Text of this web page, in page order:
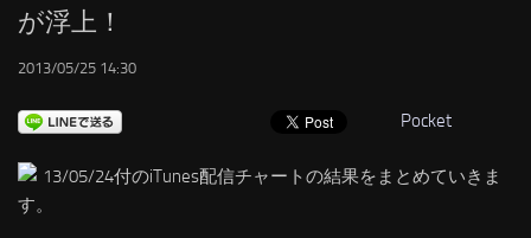
が浮上！
2013/05/25 14:30
Pocket
13/05/24付のiTunes配信チャートの結果をまとめていきま
す。